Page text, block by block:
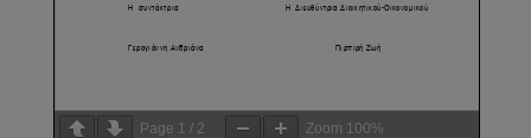
Page 1 / 2 Zoom 100%